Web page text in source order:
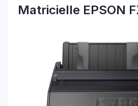
Matricielle EPSON